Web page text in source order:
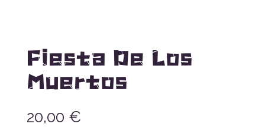
Fiesta De Los
Muertos
20,00 €